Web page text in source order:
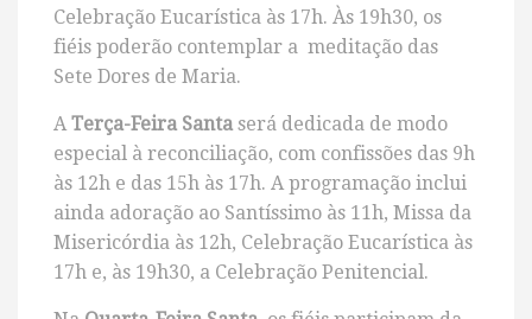
Celebração Eucarística às 17h. Às 19h30, os
fiéis poderão contemplar a meditação das
Sete Dores de Maria.
A Terça-Feira Santa será dedicada de modo
especial à reconciliação, com confissões das 9h
às 12h e das 15h às 17h. A programação inclui
ainda adoração ao Santíssimo às 11h, Missa da
Misericórdia às 12h, Celebração Eucarística às
17h e, às 19h30, a Celebração Penitencial.